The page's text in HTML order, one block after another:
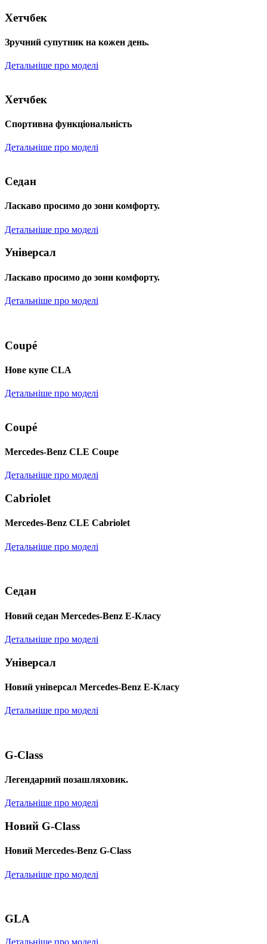
Хетчбек
Зручний супутник на кожен день.
Детальніше про моделі
Хетчбек
Спортивна функціональність
Детальніше про моделі
Седан
Ласкаво просимо до зони комфорту.
Детальніше про моделі
Універсал
Ласкаво просимо до зони комфорту.
Детальніше про моделі
Coupé
Нове купе CLA
Детальніше про моделі
Coupé
Mercedes-Benz CLE Coupe
Детальніше про моделі
Cabriolet
Mercedes-Benz CLE Cabriolet
Детальніше про моделі
Седан
Новий седан Mercedes-Benz Е-Класу
Детальніше про моделі
Універсал
Новий універсал Mercedes-Benz E-Класу
Детальніше про моделі
G-Class
Легендарний позашляховик.
Детальніше про моделі
Новий G-Class
Новий Mercedes-Benz G-Class
Детальніше про моделі
GLA
Детальніше про моделі